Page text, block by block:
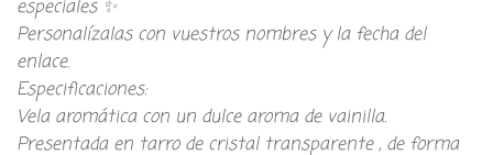
especiales ✨
Personalízalas con vuestros nombres y la fecha del
enlace.
Especificaciones:
Vela aromática con un dulce aroma de vainilla.
Presentada en tarro de cristal transparente , de forma